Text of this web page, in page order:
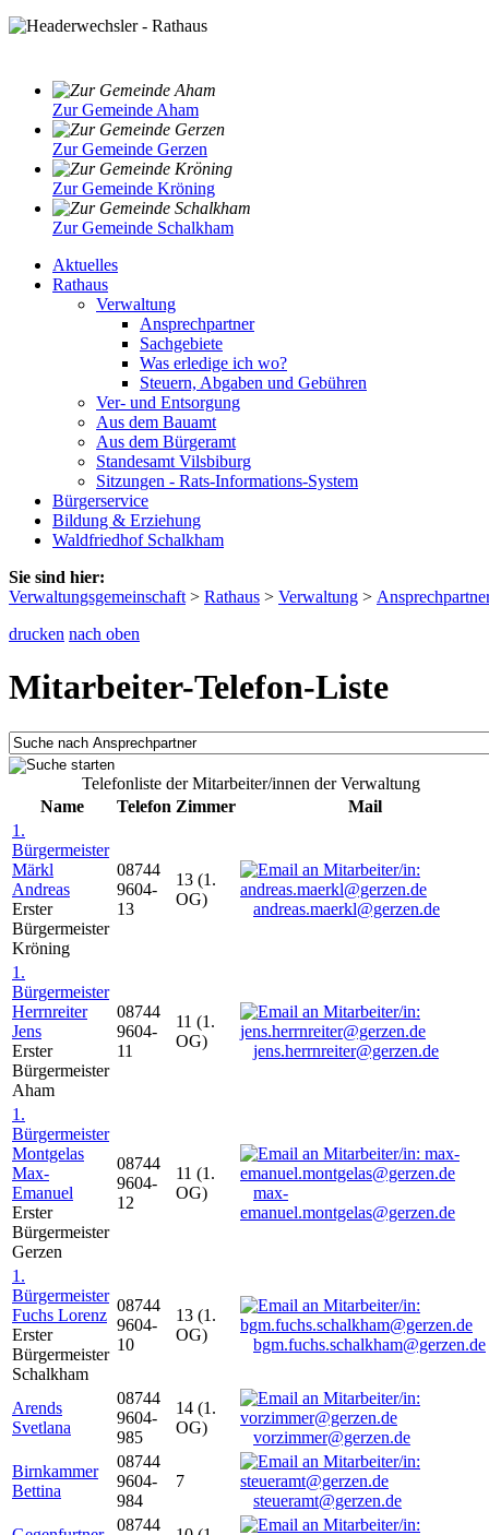
Zur Gemeinde Aham
Zur Gemeinde Gerzen
Zur Gemeinde Kröning
Zur Gemeinde Schalkham
Aktuelles
Rathaus
Verwaltung
Ansprechpartner
Sachgebiete
Was erledige ich wo?
Steuern, Abgaben und Gebühren
Ver- und Entsorgung
Aus dem Bauamt
Aus dem Bürgeramt
Standesamt Vilsbiburg
Sitzungen - Rats-Informations-System
Bürgerservice
Bildung & Erziehung
Waldfriedhof Schalkham
Sie sind hier:
Verwaltungsgemeinschaft > Rathaus > Verwaltung >
drucken nach oben
Mitarbeiter-Telefon-Liste
Telefonliste der Mitarbeiter/innen der Verwaltung
Name
Telefon Zimmer
Mail
1.
Bürgermeister
Märkl
Andreas
Erster
Bürgermeister
Kröning
08744
9604-
13
13 (1.
OG)
andreas.maerkl@gerzen.de
1.
Bürgermeister
Herrnreiter
Jens
Erster
Bürgermeister
Aham
08744
9604-
11
11 (1.
OG)
jens.herrnreiter@gerzen.de
1.
Bürgermeister
Montgelas
Max-
Emanuel
Erster
Bürgermeister
Gerzen
08744
9604-
12
11 (1.
OG)
max-
emanuel.montgelas@gerzen.de
1.
Bürgermeister
Fuchs Lorenz
Erster
Bürgermeister
Schalkham
08744
9604-
10
13 (1.
OG)
bgm.fuchs.schalkham@gerzen.de
Arends
Svetlana
08744
9604-
985
14 (1.
OG)
vorzimmer@gerzen.de
Birnkammer
Bettina
08744
9604-
984
7
steueramt@gerzen.de
08744